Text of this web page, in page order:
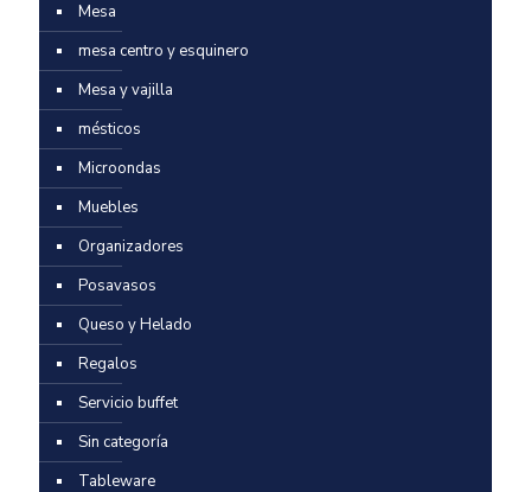
Mesa
mesa centro y esquinero
Mesa y vajilla
mésticos
Microondas
Muebles
Organizadores
Posavasos
Queso y Helado
Regalos
Servicio buffet
Sin categoría
Tableware